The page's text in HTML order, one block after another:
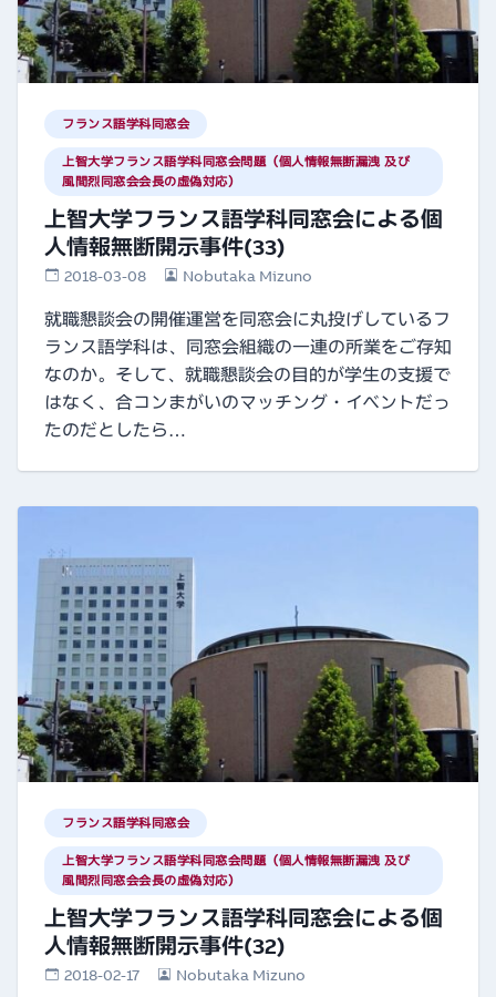
フランス語学科同窓会
上智大学フランス語学科同窓会問題（個人情報無断漏洩 及び
風間烈同窓会会長の虚偽対応）
上智大学フランス語学科同窓会による個
人情報無断開示事件(33)
2018-03-08 Nobutaka Mizuno
就職懇談会の開催運営を同窓会に丸投げしているフ
ランス語学科は、同窓会組織の一連の所業をご存知
なのか。そして、就職懇談会の目的が学生の支援で
はなく、合コンまがいのマッチング・イベントだっ
たのだとしたら…
フランス語学科同窓会
上智大学フランス語学科同窓会問題（個人情報無断漏洩 及び
風間烈同窓会会長の虚偽対応）
上智大学フランス語学科同窓会による個
人情報無断開示事件(32)
2018-02-17 Nobutaka Mizuno